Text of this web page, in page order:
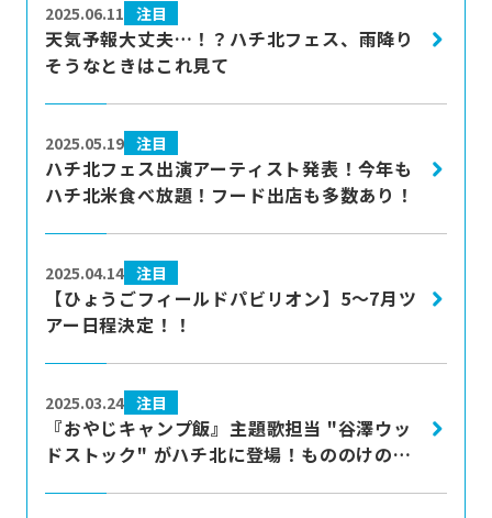
天気予報大丈夫…！？ハチ北フェス、雨降り
そうなときはこれ見て
2025.06.11 注目
ハチ北フェス出演アーティスト発表！今年も
ハチ北米食べ放題！フード出店も多数あり！
2025.05.19 注目
more
【ひょうごフィールドパビリオン】5～7月ツ
アー日程決定！！
2025.04.14 注目
more
『おやじキャンプ飯』主題歌担当 "谷澤ウッ
ドストック" がハチ北に登場！もののけの森
2025.03.24 注目
more
more